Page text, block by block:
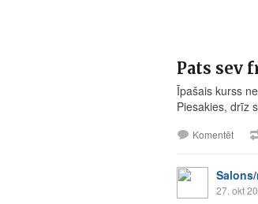
Pats sev
Īpašais kurss
Piesakies, drīz
Komentēt
27. okt